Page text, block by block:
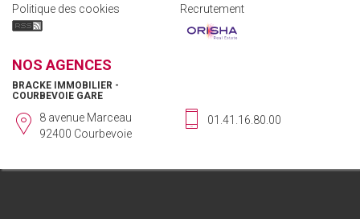
Politique des cookies
Recrutement
NOS AGENCES
BRACKE IMMOBILIER -
COURBEVOIE GARE
8 avenue Marceau
92400 Courbevoie
01.41.16.80.00